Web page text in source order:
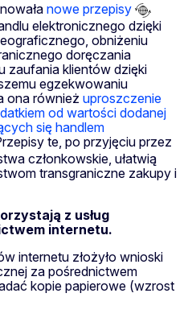
nowe przepisy
elektronicznego dzięki
obniżeniu
doręczania
zaufania klientów dzięki
egzekwowaniu
ona również uproszczenie
od wartości dodanej
się handlem
te, po przyjęciu przez
członkowskie, ułatwią
transgraniczne zakupy i
z usług
internetu.
internetu złożyło wnioski
za pośrednictwem
kopie papierowe (wzrost